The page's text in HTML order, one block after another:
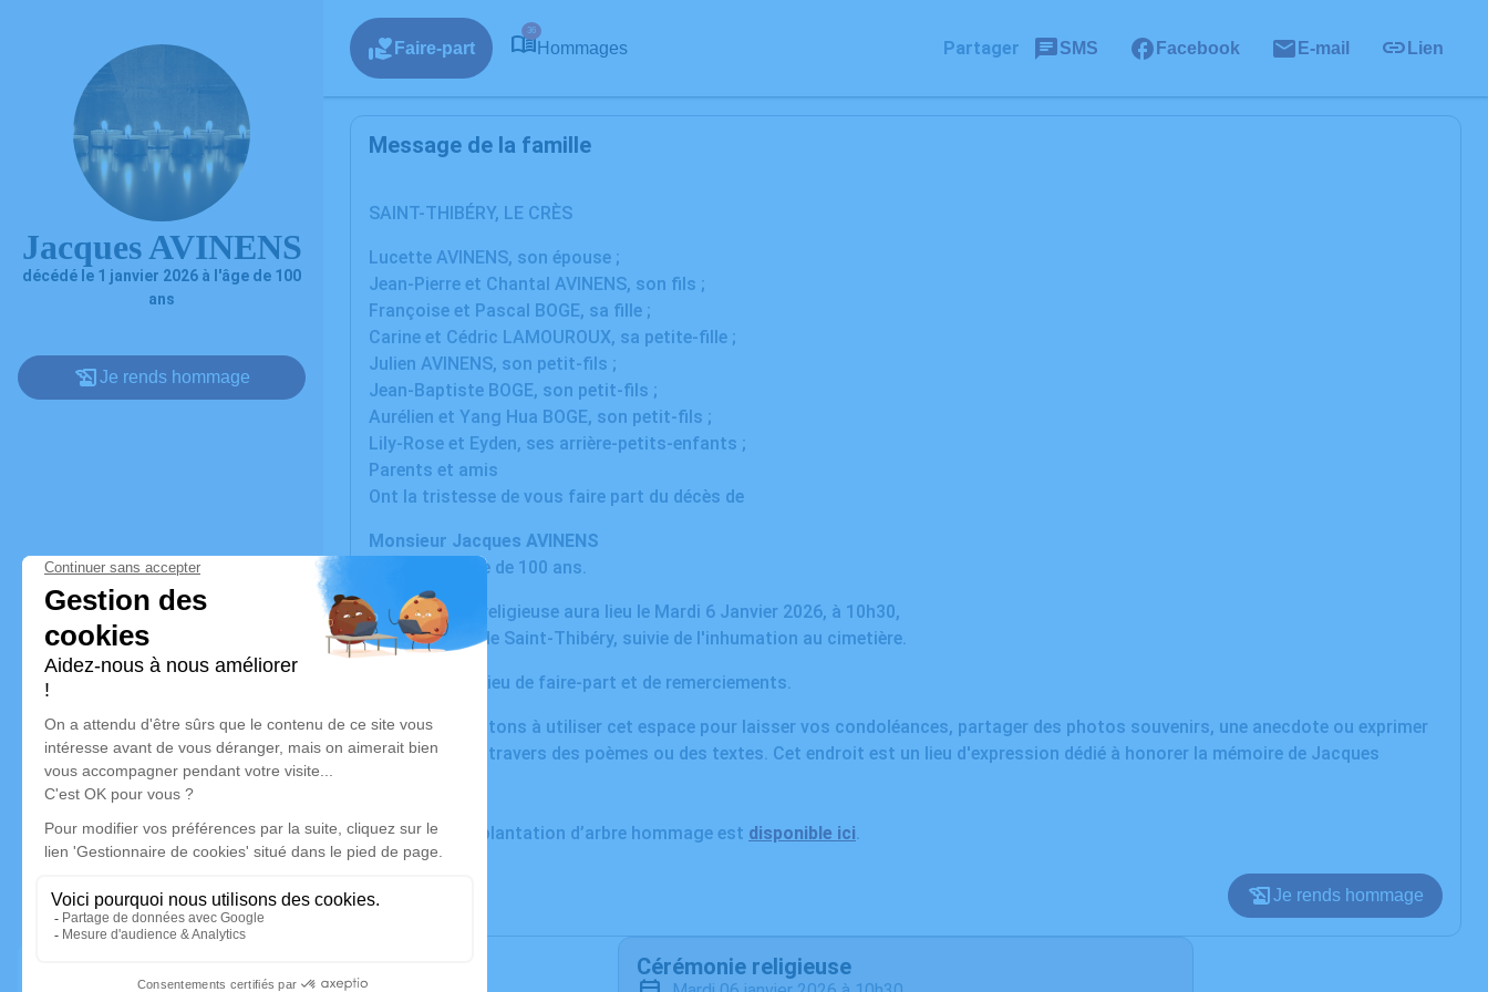
Jacques AVINENS
décédé le 1 janvier 2026 à l'âge de 100
ans
Je rends hommage
Faire-part
36
Hommages Partager SMS Facebook E-mail Lien
Message de la famille
SAINT-THIBÉRY, LE CRÈS
Lucette AVINENS, son épouse ;
Jean-Pierre et Chantal AVINENS, son fils ;
Françoise et Pascal BOGE, sa fille ;
Carine et Cédric LAMOUROUX, sa petite-fille ;
Julien AVINENS, son petit-fils ;
Jean-Baptiste BOGE, son petit-fils ;
Aurélien et Yang Hua BOGE, son petit-fils ;
Lily-Rose et Eyden, ses arrière-petits-enfants ;
Parents et amis
Ont la tristesse de vous faire part du décès de
Monsieur Jacques AVINENS
survenu à l'âge de 100 ans.
La cérémonie religieuse aura lieu le Mardi 6 Janvier 2026, à 10h30,
en l'abbatiale de Saint-Thibéry, suivie de l'inhumation au cimetière.
Cet avis tient lieu de faire-part et de remerciements.
Nous vous invitons à utiliser cet espace pour laisser vos condoléances, partager des photos souvenirs, une anecdote ou exprimer
vos pensées à travers des poèmes ou des textes. Cet endroit est un lieu d'expression dédié à honorer la mémoire de Jacques
Un service de plantation d’arbre hommage est disponible ici.
Je rends hommage
Cérémonie religieuse